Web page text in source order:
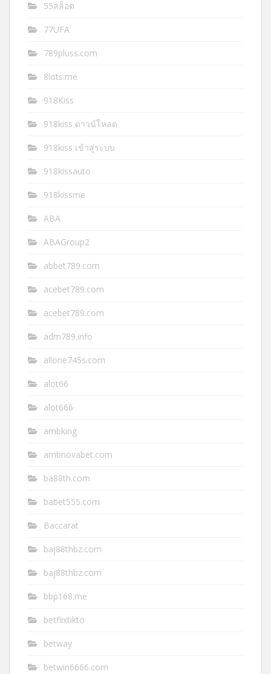
55สล็อต
77UFA
789pluss.com
8lots.me
918Kiss
918kiss ดาวน์โหลด
918kiss เข้าสู่ระบบ
918kissauto
918kissme
ABA
ABAGroup2
abbet789.com
acebet789.com
acebet789.com
adm789.info
allone745s.com
alot66
alot666
ambking
ambnovabet.com
ba88th.com
babet555.com
Baccarat
baj88thbz.com
baj88thbz.com
bbp168.me
betflixtikto
betway
betwin6666.com